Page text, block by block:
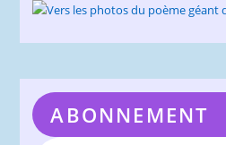
ABONNEMENT